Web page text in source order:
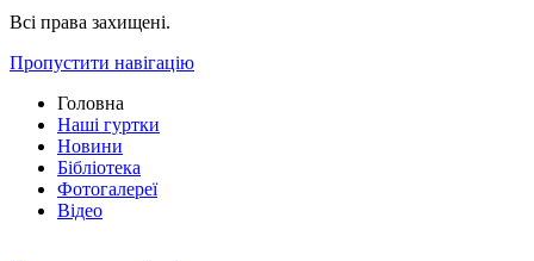
Всі права захищені.
Пропустити навігацію
Головна
Наші гуртки
Новини
Бібліотека
Фотогалереї
Відео